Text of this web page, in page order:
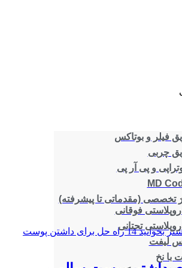
فیلر و بوتاکس
چربی
و پی آر پی
تخصصی (مقدماتی تا پیشرفته)
فوقانی
تحتانی
لیفت
با نخ